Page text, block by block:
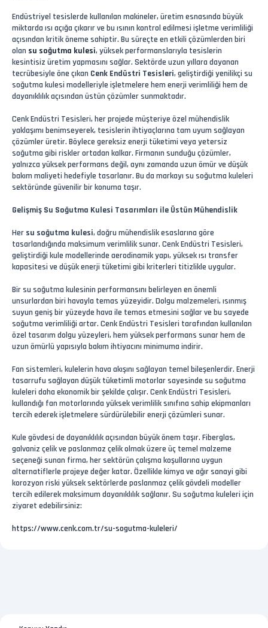
Endüstriyel tesislerde kullanılan makineler, üretim esnasında büyük
miktarda ısı açığa çıkarır ve bu ısının kontrol edilmesi işletme verimliliği
açısından kritik öneme sahiptir. Bu süreçte en etkili çözümlerden biri
olan su soğutma kulesi, yüksek performanslarıyla tesislerin
kesintisiz üretim yapmasını sağlar. Sektörde uzun yıllara dayanan
tecrübesiyle öne çıkan Cenk Endüstri Tesisleri, geliştirdiği yenilikçi su
soğutma kulesi modelleriyle işletmelere hem enerji verimliliği hem de
dayanıklılık açısından üstün çözümler sunmaktadır.
Cenk Endüstri Tesisleri, her projede müşteriye özel mühendislik
yaklaşımı benimseyerek, tesislerin ihtiyaçlarına tam uyum sağlayan
çözümler üretir. Böylece gereksiz enerji tüketimi veya yetersiz
soğutma gibi riskler ortadan kalkar. Firmanın sunduğu çözümler,
yalnızca yüksek performans değil, aynı zamanda uzun ömür ve düşük
bakım maliyeti hedefiyle tasarlanır. Bu da markayı su soğutma kuleleri
sektöründe güvenilir bir konuma taşır.
Gelişmiş Su Soğutma Kulesi Tasarımları ile Üstün Mühendislik
Her su soğutma kulesi, doğru mühendislik esaslarına göre
tasarlandığında maksimum verimlilik sunar. Cenk Endüstri Tesisleri,
geliştirdiği kule modellerinde aerodinamik yapı, yüksek ısı transfer
kapasitesi ve düşük enerji tüketimi gibi kriterleri titizlikle uygular.
Bir su soğutma kulesinin performansını belirleyen en önemli
unsurlardan biri havayla temas yüzeyidir. Dolgu malzemeleri, ısınmış
suyun geniş bir yüzeyde hava ile temas etmesini sağlar ve bu sayede
soğutma verimliliği artar. Cenk Endüstri Tesisleri tarafından kullanılan
özel tasarım dolgu yüzeyleri, hem yüksek performans sunar hem de
uzun ömürlü yapısıyla bakım ihtiyacını minimuma indirir.
Fan sistemleri, kulelerin hava akışını sağlayan temel bileşenlerdir. Enerji
tasarrufu sağlayan düşük tüketimli motorlar sayesinde su soğutma
kuleleri daha ekonomik bir şekilde çalışır. Cenk Endüstri Tesisleri,
kullandığı fan motorlarında yüksek verimlilik sınıfına sahip ekipmanları
tercih ederek işletmelere sürdürülebilir enerji çözümleri sunar.
Kule gövdesi de dayanıklılık açısından büyük önem taşır. Fiberglas,
galvaniz çelik ve paslanmaz çelik olmak üzere üç temel malzeme
seçeneği sunan firma, her sektörün çalışma koşullarına uygun
alternatiflerle projeye değer katar. Özellikle kimya ve ağır sanayi gibi
korozyon riski yüksek sektörlerde paslanmaz çelik gövdeli modeller
tercih edilerek maksimum dayanıklılık sağlanır. Su soğutma kuleleri için
ziyaret edebilirsiniz:
https://www.cenk.com.tr/su-sogutma-kuleleri/